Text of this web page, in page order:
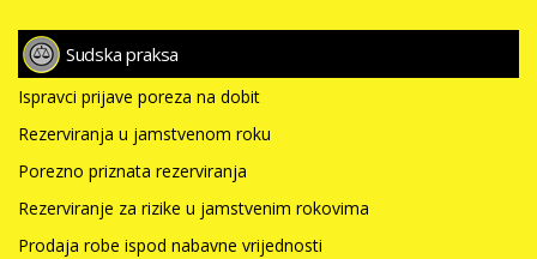
Sudska praksa
Ispravci prijave poreza na dobit
Rezerviranja u jamstvenom roku
Porezno priznata rezerviranja
Rezerviranje za rizike u jamstvenim rokovima
Prodaja robe ispod nabavne vrijednosti